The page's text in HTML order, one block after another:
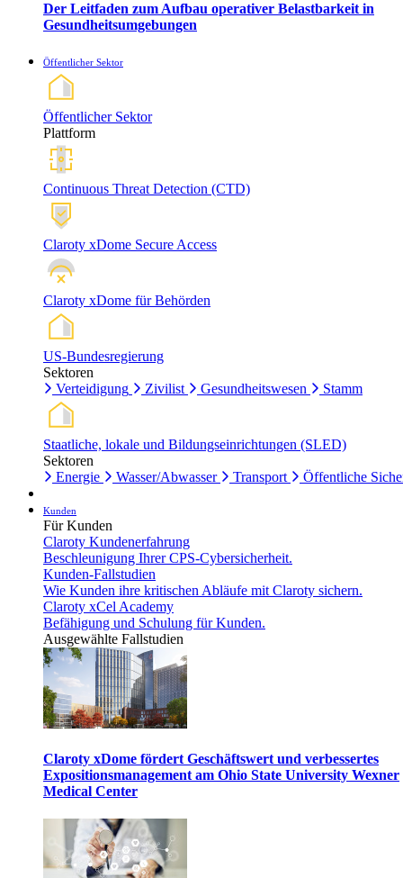
Der Leitfaden zum Aufbau operativer Belastbarkeit in
Gesundheitsumgebungen
Öffentlicher Sektor
Öffentlicher Sektor
Plattform
Continuous Threat Detection (CTD)
Claroty xDome Secure Access
Claroty xDome für Behörden
US-Bundesregierung
Sektoren
Verteidigung
Zivilist Gesundheitswesen Stamm
Staatliche, lokale und Bildungseinrichtungen (SLED)
Sektoren
Energie
Wasser/Abwasser Transport Öffentliche
Kunden
Für Kunden
Claroty Kundenerfahrung
Beschleunigung Ihrer CPS-Cybersicherheit.
Kunden-Fallstudien
Wie Kunden ihre kritischen Abläufe mit Claroty sichern.
Claroty xCel Academy
Befähigung und Schulung für Kunden.
Ausgewählte Fallstudien
Claroty xDome fördert Geschäftswert und verbessertes
Expositionsmanagement am Ohio State University Wexner
Medical Center